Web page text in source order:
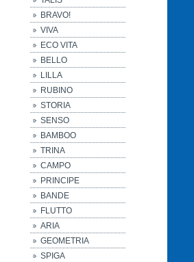
BRAVO!
VIVA
ECO VITA
BELLO
LILLA
RUBINO
STORIA
SENSO
BAMBOO
TRINA
CAMPO
PRINCIPE
BANDE
FLUTTO
ARIA
GEOMETRIA
SPIGA